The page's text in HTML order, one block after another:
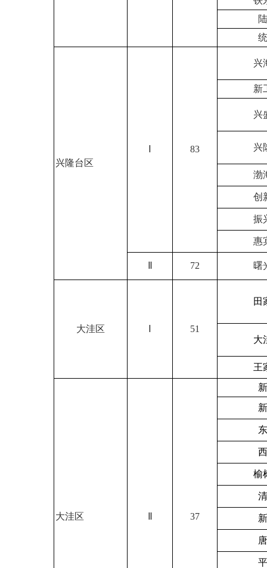
兴隆台区
83
兴
新
兴
兴
渤
创
振
惠
72 曙
大洼区 51
田
大
王
大洼区 37
榆